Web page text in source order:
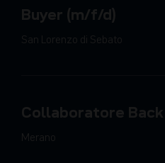
Buyer (m/f/d)
San Lorenzo di Sebato
Collaboratore
Merano